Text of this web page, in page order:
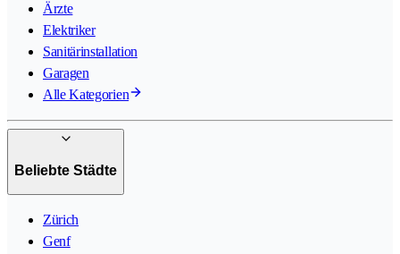
Ärzte
Elektriker
Sanitärinstallation
Garagen
Alle Kategorien
Beliebte Städte
Zürich
Genf